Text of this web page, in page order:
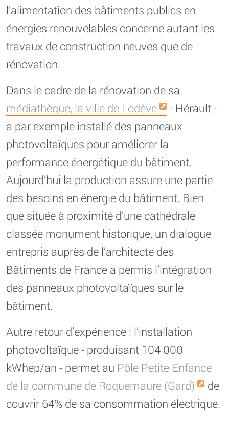
l’alimentation des bâtiments publics en
énergies renouvelables concerne autant les
travaux de construction neuves que de
rénovation.
Dans le cadre de la rénovation de sa
médiathèque, la ville de Lodève
- Hérault -
a par exemple installé des panneaux
photovoltaïques pour améliorer la
performance énergétique du bâtiment.
Aujourd’hui la production assure une partie
des besoins en énergie du bâtiment. Bien
que située à proximité d’une cathédrale
classée monument historique, un dialogue
entrepris auprès de l’architecte des
Bâtiments de France a permis l’intégration
des panneaux photovoltaïques sur le
bâtiment.
Autre retour d’expérience : l’installation
photovoltaïque - produisant 104 000
kWhep/an - permet au Pôle Petite Enfance
de la commune de Roquemaure (Gard)
de
couvrir 64% de sa consommation électrique.